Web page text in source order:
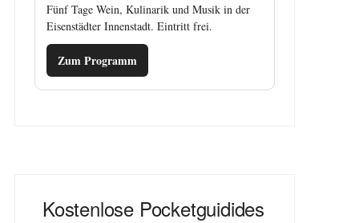
Fünf Tage Wein, Kulinarik und Musik in der
Eisenstädter Innenstadt. Eintritt frei.
Zum Programm
Kostenlose Pocketguidides